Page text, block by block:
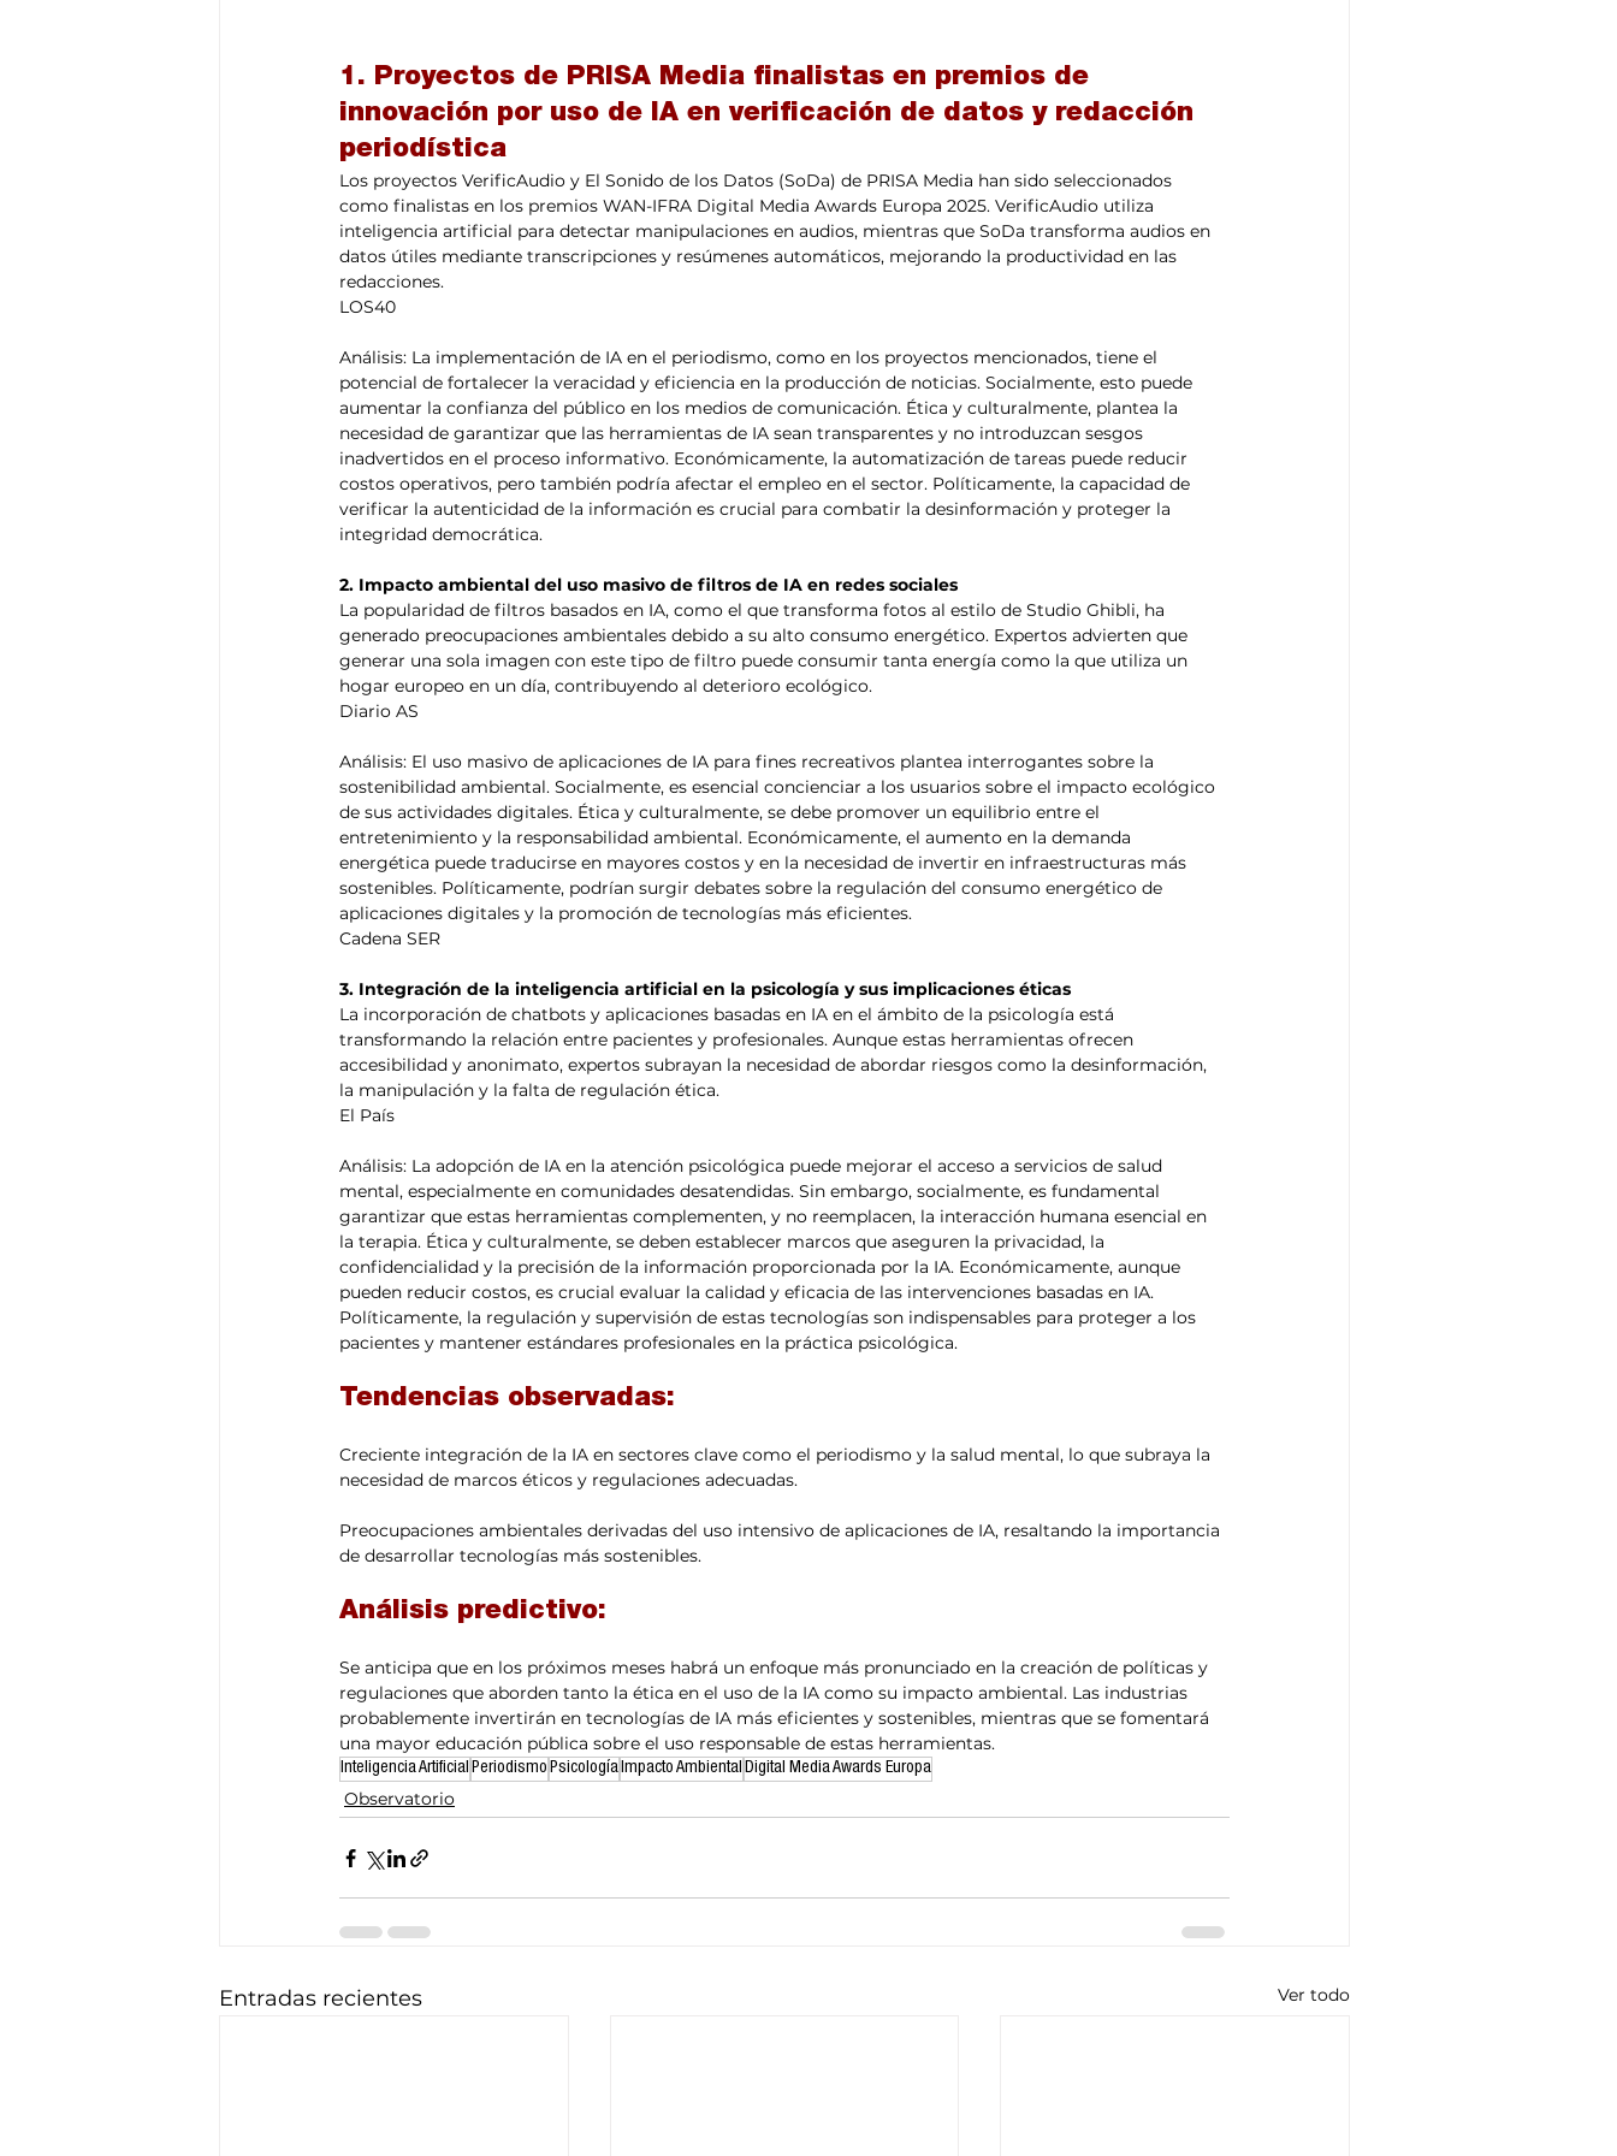
1. Proyectos de PRISA Media finalistas en premios de
innovación por uso de IA en verificación de datos y redacción
periodística
Los proyectos VerificAudio y El Sonido de los Datos (SoDa) de PRISA Media han sido seleccionados
como finalistas en los premios WAN-IFRA Digital Media Awards Europa 2025. VerificAudio utiliza
inteligencia artificial para detectar manipulaciones en audios, mientras que SoDa transforma audios en
datos útiles mediante transcripciones y resúmenes automáticos, mejorando la productividad en las
redacciones. ​
LOS40
Análisis: La implementación de IA en el periodismo, como en los proyectos mencionados, tiene el
potencial de fortalecer la veracidad y eficiencia en la producción de noticias. Socialmente, esto puede
aumentar la confianza del público en los medios de comunicación. Ética y culturalmente, plantea la
necesidad de garantizar que las herramientas de IA sean transparentes y no introduzcan sesgos
inadvertidos en el proceso informativo. Económicamente, la automatización de tareas puede reducir
costos operativos, pero también podría afectar el empleo en el sector. Políticamente, la capacidad de
verificar la autenticidad de la información es crucial para combatir la desinformación y proteger la
integridad democrática.​
2. Impacto ambiental del uso masivo de filtros de IA en redes sociales
La popularidad de filtros basados en IA, como el que transforma fotos al estilo de Studio Ghibli, ha
generado preocupaciones ambientales debido a su alto consumo energético. Expertos advierten que
generar una sola imagen con este tipo de filtro puede consumir tanta energía como la que utiliza un
hogar europeo en un día, contribuyendo al deterioro ecológico. ​
Diario AS
Análisis: El uso masivo de aplicaciones de IA para fines recreativos plantea interrogantes sobre la
sostenibilidad ambiental. Socialmente, es esencial concienciar a los usuarios sobre el impacto ecológico
de sus actividades digitales. Ética y culturalmente, se debe promover un equilibrio entre el
entretenimiento y la responsabilidad ambiental. Económicamente, el aumento en la demanda
energética puede traducirse en mayores costos y en la necesidad de invertir en infraestructuras más
sostenibles. Políticamente, podrían surgir debates sobre la regulación del consumo energético de
aplicaciones digitales y la promoción de tecnologías más eficientes.​
Cadena SER
3. Integración de la inteligencia artificial en la psicología y sus implicaciones éticas
La incorporación de chatbots y aplicaciones basadas en IA en el ámbito de la psicología está
transformando la relación entre pacientes y profesionales. Aunque estas herramientas ofrecen
accesibilidad y anonimato, expertos subrayan la necesidad de abordar riesgos como la desinformación,
la manipulación y la falta de regulación ética. ​
El País
Análisis: La adopción de IA en la atención psicológica puede mejorar el acceso a servicios de salud
mental, especialmente en comunidades desatendidas. Sin embargo, socialmente, es fundamental
garantizar que estas herramientas complementen, y no reemplacen, la interacción humana esencial en
la terapia. Ética y culturalmente, se deben establecer marcos que aseguren la privacidad, la
confidencialidad y la precisión de la información proporcionada por la IA. Económicamente, aunque
pueden reducir costos, es crucial evaluar la calidad y eficacia de las intervenciones basadas en IA.
Políticamente, la regulación y supervisión de estas tecnologías son indispensables para proteger a los
pacientes y mantener estándares profesionales en la práctica psicológica.​
Tendencias observadas:
Creciente integración de la IA en sectores clave como el periodismo y la salud mental, lo que subraya la
necesidad de marcos éticos y regulaciones adecuadas.​
Preocupaciones ambientales derivadas del uso intensivo de aplicaciones de IA, resaltando la importancia
de desarrollar tecnologías más sostenibles.​
Análisis predictivo:
Se anticipa que en los próximos meses habrá un enfoque más pronunciado en la creación de políticas y
regulaciones que aborden tanto la ética en el uso de la IA como su impacto ambiental. Las industrias
probablemente invertirán en tecnologías de IA más eficientes y sostenibles, mientras que se fomentará
una mayor educación pública sobre el uso responsable de estas herramientas.
Inteligencia Artificial Periodismo PsicologíaImpacto Ambiental Digital Media Awards Europa
Observatorio
Entradas recientes Ver todo